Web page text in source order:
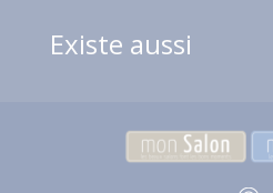
Existe aussi